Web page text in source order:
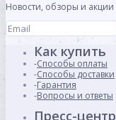
Новости, обзоры и акции
Как купить
Способы оплаты
Способы доставки
Гарантия
Вопросы и ответы
Пресс-центр